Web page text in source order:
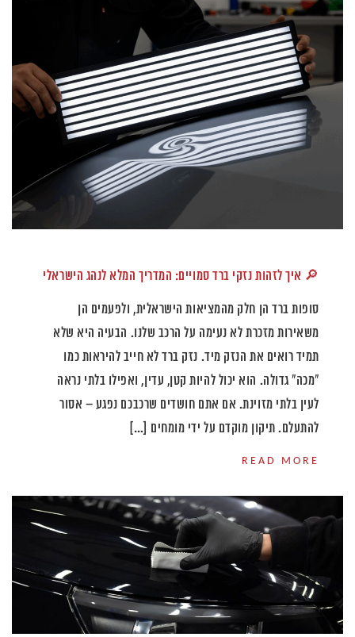
🔎 איך לזהות נזקי ברד סמויים: המדריך המלא לנהג הישראלי
סופות ברד הן חלק מהמציאות הישראלית, ולפעמים הן
משאירות מזכרת לא נעימה על הרכב שלנו. הבעיה היא שלא
תמיד רואים את הנזק מיד. נזק ברד לא חייב להיראות כמו
"מכה" גדולה. הוא יכול להיות קטן, עדין, ואפילו בלתי נראה
לעין בלתי מזוינת. אם אתם חושדים שרכבכם נפגע – אסור
להתעלם. תיקון מוקדם על ידי מומחים […]
READ MORE